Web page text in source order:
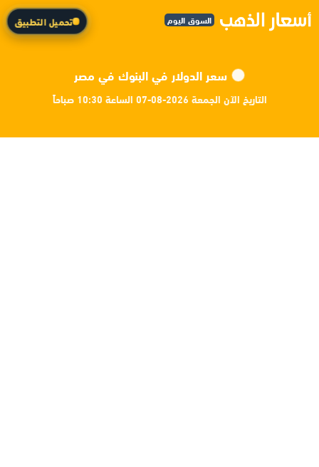
السوق اليوم تحميل التطبيق
سعر الدولار في البنوك في مصر
التاريخ الآن الجمعة 2026-08-07 الساعة 10:30 صباحاً